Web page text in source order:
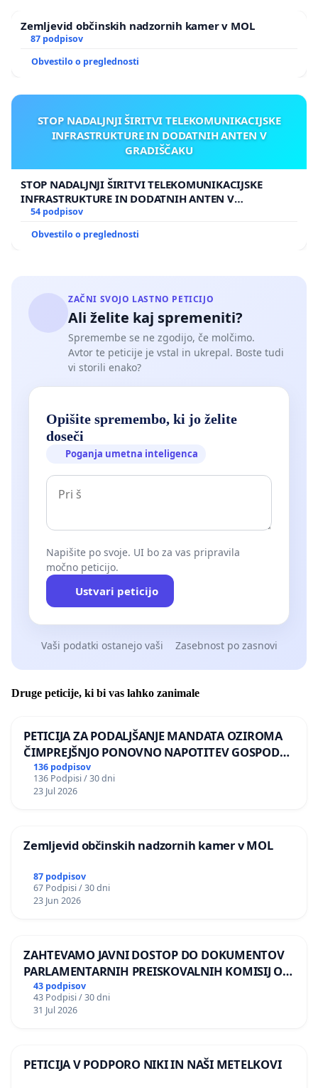
javnih institucij, ki jih potrebujemo državljani Slovenije.
Zahteva po dokapitalizaciji NLB se v tej luči kaže kot
skrajno nerazumna in nepoštena!
8. Peticija je naslovljena 'Proti dokapitalizaciji NLB',
vendar se v istih zahtevah nanaša tudi na morebitno
dokapitalizacijo NKBM ali ostalih insolventnih
slovenskih bank.
Lep pozdrav!
Državljani Republike Slovenije
Zemljevid občinskih nadzornih kamer v MOL
87 podpisov
Obvestilo o preglednosti
STOP NADALJNJI ŠIRITVI TELEKOMUNIKACIJSKE
INFRASTRUKTURE IN DODATNIH ANTEN V
GRADIŠČAKU
STOP NADALJNJI ŠIRITVI TELEKOMUNIKACIJSKE
INFRASTRUKTURE IN DODATNIH ANTEN V
GRADIŠČAKU
54 podpisov
Obvestilo o preglednosti
ZAČNI SVOJO LASTNO PETICIJO
Ali želite kaj spremeniti?
Spremembe se ne zgodijo, če molčimo.
Avtor te peticije je vstal in ukrepal. Boste tudi
vi storili enako?
Opišite spremembo, ki jo želite
doseči
Poganja umetna inteligenca
Napišite po svoje. UI bo za vas pripravila
močno peticijo.
Ustvari peticijo
Vaši podatki ostanejo vaši Zasebnost po zasnovi
Druge peticije, ki bi vas lahko zanimale
PETICIJA ZA PODALJŠANJE MANDATA OZIROMA
ČIMPREJŠNJO PONOVNO NAPOTITEV GOSPODA
BERNARDA ŠRAJNERJA NA VELEPOSLANIŠTVO
REPUBLIKE SLOVENIJE V MOSKVI
136 podpisov
136 Podpisi / 30 dni
23 Jul 2026
Zemljevid občinskih nadzornih kamer v MOL
87 podpisov
67 Podpisi / 30 dni
23 Jun 2026
ZAHTEVAMO JAVNI DOSTOP DO DOKUMENTOV
PARLAMENTARNIH PREISKOVALNIH KOMISIJ O
ILEGALNI TRGOVINI Z OROŽJEM
43 podpisov
43 Podpisi / 30 dni
31 Jul 2026
PETICIJA V PODPORO NIKI IN NAŠI METELKOVI